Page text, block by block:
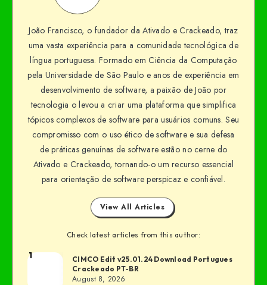
João Francisco, o fundador da Ativado e Crackeado, traz
uma vasta experiência para a comunidade tecnológica de
língua portuguesa. Formado em Ciência da Computação
pela Universidade de São Paulo e anos de experiência em
desenvolvimento de software, a paixão de João por
tecnologia o levou a criar uma plataforma que simplifica
tópicos complexos de software para usuários comuns. Seu
compromisso com o uso ético de software e sua defesa
de práticas genuínas de software estão no cerne do
Ativado e Crackeado, tornando-o um recurso essencial
para orientação de software perspicaz e confiável.
View All Articles
Check latest articles from this author:
1
CIMCO Edit v25.01.24 Download Portugues
Crackeado PT-BR
August 8, 2026